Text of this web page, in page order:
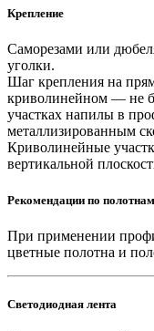
Крепление
Саморезами или
уголки.
Шаг крепления на
криволинейном — не
участках напилы в
металлизированным
Криволинейные
вертикальной
Рекомендации по полотнам
При применении
цветные полотна и
Светодиодная лента